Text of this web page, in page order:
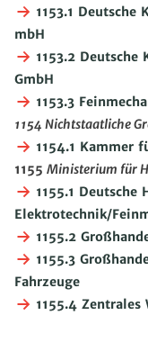
1153.1 Deutsche
mbH
1153.2
GmbH
1153.3
1154 Nichtstaatliche
1154.1 Kammer
1155 Ministerium für
1155.1 Deutsche
Elektrotechnik/
1155.2
1155.3
Fahrzeuge
1155.4 Zentrales